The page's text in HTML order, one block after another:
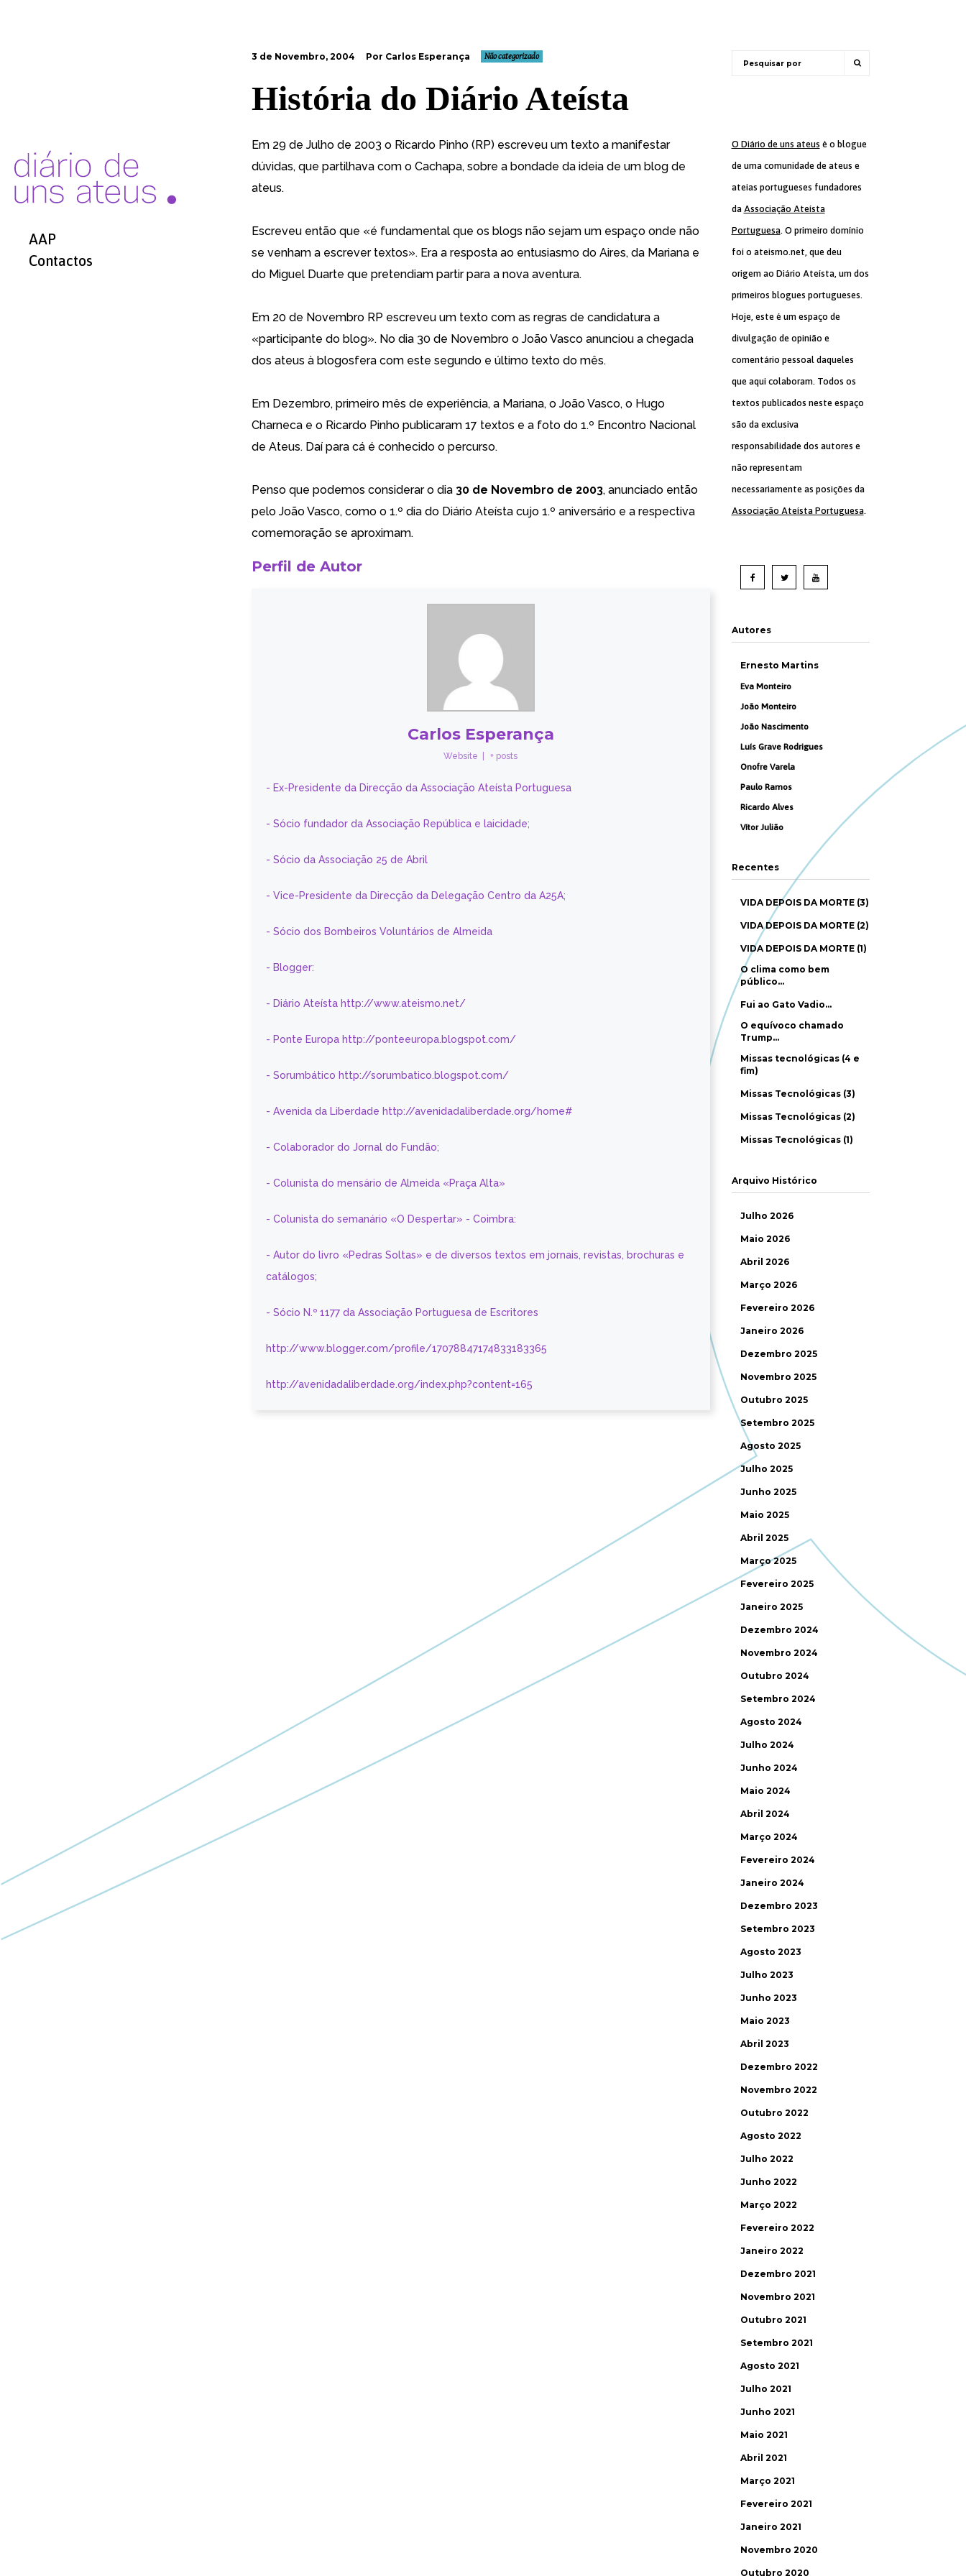
AAP
Contactos
3 de Novembro, 2004 Por Carlos Esperança Não categorizado
História do Diário Ateísta
Em 29 de Julho de 2003 o Ricardo Pinho (RP) escreveu um texto a manifestar
dúvidas, que partilhava com o Cachapa, sobre a bondade da ideia de um blog de
ateus.
Escreveu então que «é fundamental que os blogs não sejam um espaço onde não
se venham a escrever textos». Era a resposta ao entusiasmo do Aires, da Mariana e
do Miguel Duarte que pretendiam partir para a nova aventura.
Em 20 de Novembro RP escreveu um texto com as regras de candidatura a
«participante do blog». No dia 30 de Novembro o João Vasco anunciou a chegada
dos ateus à blogosfera com este segundo e último texto do mês.
Em Dezembro, primeiro mês de experiência, a Mariana, o João Vasco, o Hugo
Charneca e o Ricardo Pinho publicaram 17 textos e a foto do 1.º Encontro Nacional
de Ateus. Daí para cá é conhecido o percurso.
Penso que podemos considerar o dia 30 de Novembro de 2003, anunciado então
pelo João Vasco, como o 1.º dia do Diário Ateísta cujo 1.º aniversário e a respectiva
comemoração se aproximam.
Perfil de Autor
Carlos Esperança
Website + posts
- Ex-Presidente da Direcção da Associação Ateísta Portuguesa
- Sócio fundador da Associação República e laicidade;
- Sócio da Associação 25 de Abril
- Vice-Presidente da Direcção da Delegação Centro da A25A;
- Sócio dos Bombeiros Voluntários de Almeida
- Blogger:
- Diário Ateísta http://www.ateismo.net/
- Ponte Europa http://ponteeuropa.blogspot.com/
- Sorumbático http://sorumbatico.blogspot.com/
- Avenida da Liberdade http://avenidadaliberdade.org/home#
- Colaborador do Jornal do Fundão;
- Colunista do mensário de Almeida «Praça Alta»
- Colunista do semanário «O Despertar» - Coimbra:
- Autor do livro «Pedras Soltas» e de diversos textos em jornais, revistas, brochuras e
catálogos;
- Sócio N.º 1177 da Associação Portuguesa de Escritores
http://www.blogger.com/profile/17078847174833183365
http://avenidadaliberdade.org/index.php?content=165
O Diário de uns ateus é o blogue
de uma comunidade de ateus e
ateias portugueses fundadores
da Associação Ateísta
Portuguesa. O primeiro domínio
foi o ateismo.net, que deu
origem ao Diário Ateísta, um dos
primeiros blogues portugueses.
Hoje, este é um espaço de
divulgação de opinião e
comentário pessoal daqueles
que aqui colaboram. Todos os
textos publicados neste espaço
são da exclusiva
responsabilidade dos autores e
não representam
necessariamente as posições da
Associação Ateísta Portuguesa.
Autores
Ernesto Martins
Eva Monteiro
João Monteiro
João Nascimento
Luís Grave Rodrigues
Onofre Varela
Paulo Ramos
Ricardo Alves
Vítor Julião
Recentes
VIDA DEPOIS DA MORTE (3)
VIDA DEPOIS DA MORTE (2)
VIDA DEPOIS DA MORTE (1)
O clima como bem
público…
Fui ao Gato Vadio…
O equívoco chamado
Trump…
Missas tecnológicas (4 e
fim)
Missas Tecnológicas (3)
Missas Tecnológicas (2)
Missas Tecnológicas (1)
Arquivo Histórico
Julho 2026
Maio 2026
Abril 2026
Março 2026
Fevereiro 2026
Janeiro 2026
Dezembro 2025
Novembro 2025
Outubro 2025
Setembro 2025
Agosto 2025
Julho 2025
Junho 2025
Maio 2025
Abril 2025
Março 2025
Fevereiro 2025
Janeiro 2025
Dezembro 2024
Novembro 2024
Outubro 2024
Setembro 2024
Agosto 2024
Julho 2024
Junho 2024
Maio 2024
Abril 2024
Março 2024
Fevereiro 2024
Janeiro 2024
Dezembro 2023
Setembro 2023
Agosto 2023
Julho 2023
Junho 2023
Maio 2023
Abril 2023
Dezembro 2022
Novembro 2022
Outubro 2022
Agosto 2022
Julho 2022
Junho 2022
Março 2022
Fevereiro 2022
Janeiro 2022
Dezembro 2021
Novembro 2021
Outubro 2021
Setembro 2021
Agosto 2021
Julho 2021
Junho 2021
Maio 2021
Abril 2021
Março 2021
Fevereiro 2021
Janeiro 2021
Novembro 2020
Outubro 2020